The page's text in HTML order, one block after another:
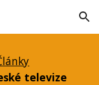
Skip to navigation
televize